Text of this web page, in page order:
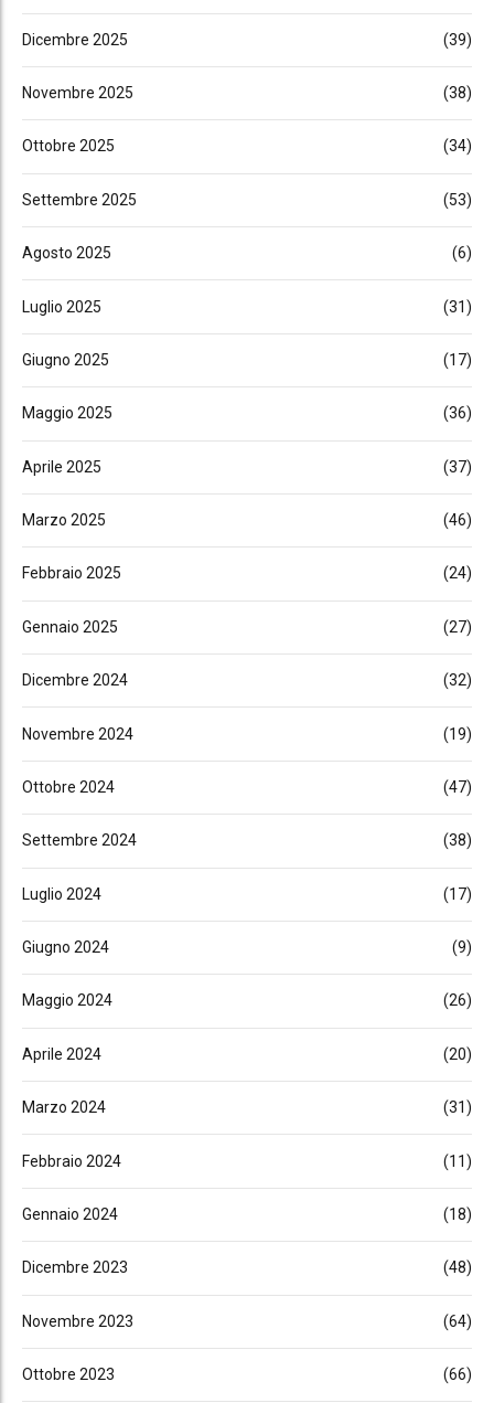
Dicembre 2025 (39)
Novembre 2025 (38)
Ottobre 2025 (34)
Settembre 2025 (53)
Agosto 2025 (6)
Luglio 2025 (31)
Giugno 2025 (17)
Maggio 2025 (36)
Aprile 2025 (37)
Marzo 2025 (46)
Febbraio 2025 (24)
Gennaio 2025 (27)
Dicembre 2024 (32)
Novembre 2024 (19)
Ottobre 2024 (47)
Settembre 2024 (38)
Luglio 2024 (17)
Giugno 2024 (9)
Maggio 2024 (26)
Aprile 2024 (20)
Marzo 2024 (31)
Febbraio 2024 (11)
Gennaio 2024 (18)
Dicembre 2023 (48)
Novembre 2023 (64)
Ottobre 2023 (66)